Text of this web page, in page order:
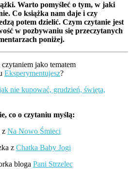
Warto pomyśleć o tym, w jaki
Co książka nam daje i czy
potem dzielić. Czym czytanie jest
w pozbywaniu się przeczytanych
poniżej.
jako tematem
Eksperymentujesz?
co o czytaniu myślą:
z Na Nowo Śmieci
z Chatka Baby Jogi
bloga Pani Strzelec